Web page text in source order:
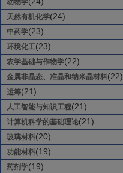
动物学
天然有机化学(24)
中药学(23)
环境化工(23)
农学基础与作物学(22)
金属非晶态、准晶和纳米晶材料(22)
运筹(21)
人工智能与知识工程(21)
计算机科学的基础理论(21)
玻璃材料(20)
功能材料(19)
药剂学(19)